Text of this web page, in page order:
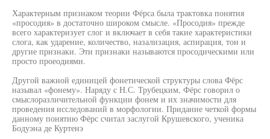
Характерным признаком теории Фёрса была трактовка понятия
«просодия» в достаточно широком смысле. «Просодия» прежде
всего характеризует слог и включает в себя такие характеристики
слога, как ударение, количество, назализация, аспирация, тон и
другие признаки. Эти признаки называются просодическими или
просто проеодиями.
Другой важной единицей фонетической структуры слова Фёрс
называл «фонему». Наряду с Н.С. Трубецким, Фёрс говорил о
смыслоразличительной функции фонем и их значимости для
проведения исследований в морфологии. Придание четкой формы
данному понятию Фёрс считал заслугой Крушевского, ученика
Бодуэна де Куртенэ